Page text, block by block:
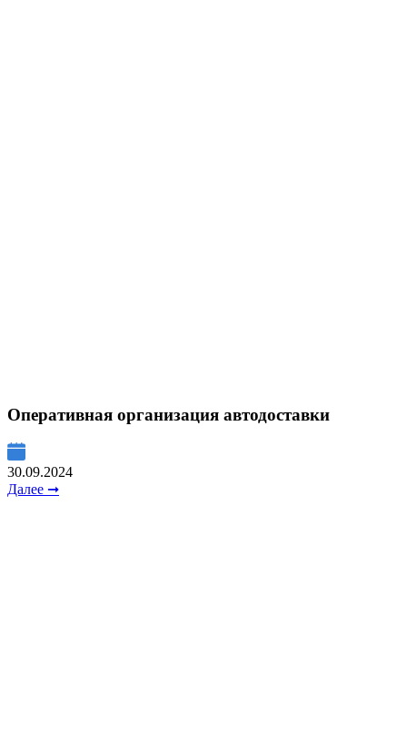
Оперативная организация автодоставки
30.09.2024
Далее ➞